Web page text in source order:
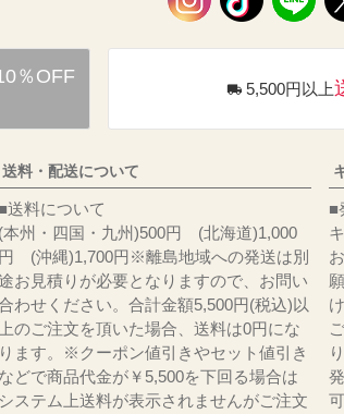
％OFF
5,500円以上
送料・配送について
■送料について
(本州・四国・九州)500円 (北海道)1,000
円 (沖縄)1,700円※離島地域への発送は別
お見積りが必要となりますので、お問い
わせください。合計金額5,500円(税込)以
上のご注文を頂いた場合、送料は0円にな
ります。※クーポン値引きやセット値引き
などで商品代金が￥5,500を下回る場合は
システム上送料が表示されませんがご注文
■